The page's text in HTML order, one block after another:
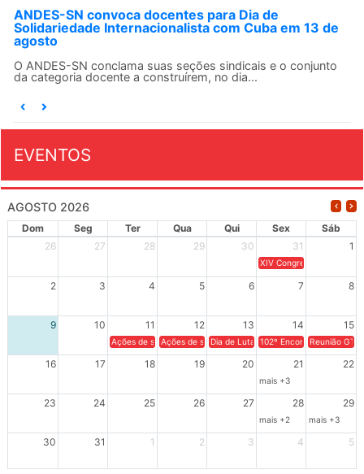
ANDES-SN convoca docentes para Dia de
Solidariedade Internacionalista com Cuba em 13 de
agosto
O ANDES-SN conclama suas seções sindicais e o conjunto
da categoria docente a construírem, no dia...
EVENTOS
AGOSTO 2026
Dom Seg Ter Qua Qui Sex
Sáb
26
27 28 29 30 31 1
XIV Congresso Brasileiro
2 3 4 5 6 7 8
9 10 11 12 13 14 15
Ações de solidariedade a Cuba no Rio Grande do Sul - 100
Ações de solidariedade a Cuba no Rio Grande do
Dia de Luta em Defesa de Cuba e da
102º Encontro da
Reunião
16 17 18 19 20 21 22
mais +3
23 24 25 26 27 28 29
mais +2 mais +3
30 31 1 2 3 4 5